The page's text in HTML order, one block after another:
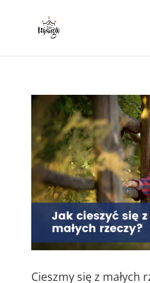
Cieszmy się z małych